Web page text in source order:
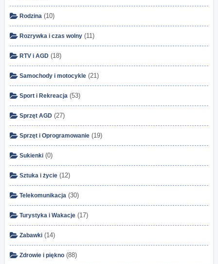
Rodzina (10)
Rozrywka i czas wolny (11)
RTV i AGD (18)
Samochody i motocykle (21)
Sport i Rekreacja (53)
Sprzęt AGD (27)
Sprzęt i Oprogramowanie (19)
Sukienki (0)
Sztuka i życie (12)
Telekomunikacja (30)
Turystyka i Wakacje (17)
Zabawki (14)
Zdrowie i piękno (88)